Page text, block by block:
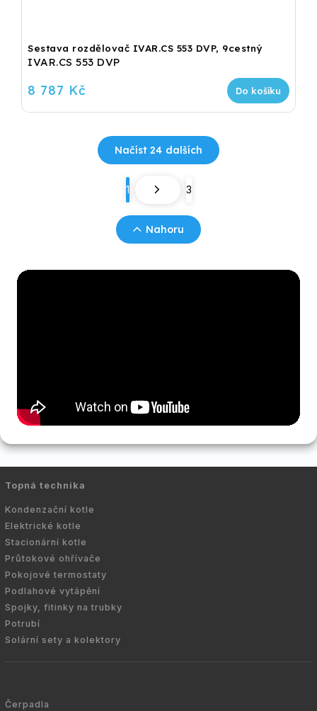
Sestava rozdělovač IVAR.CS 553 DVP, 9cestný
IVAR.CS 553 DVP
8 787 Kč Do košíku
Načíst 24 dalších
1 3
Nahoru
Topná technika
Kondenzační kotle
Elektrické kotle
Stacionární kotle
Průtokové ohřívače
Pokojové termostaty
Podlahové vytápění
Spojky, fitinky na trubky
Potrubí
Solární sety a kolektory
Čerpadla